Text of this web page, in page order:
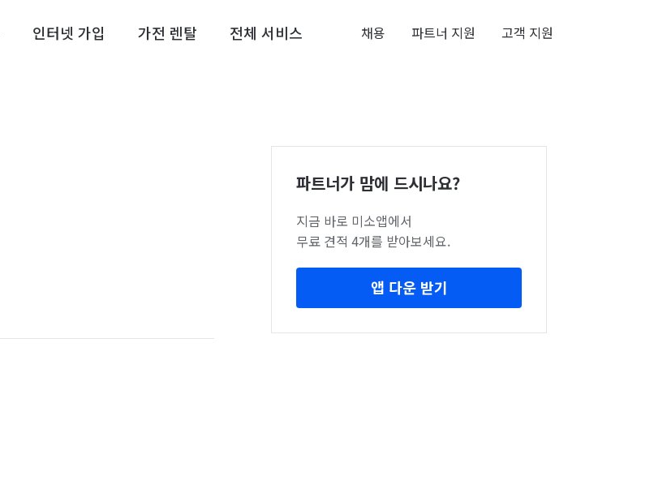
인터넷 가입 가전 렌탈 전체 서비스 채용 파트너 지원 고객 지원
파트너가 맘에 드시나요?
지금 바로 미소앱에서
무료 견적 4개를 받아보세요.
앱 다운 받기